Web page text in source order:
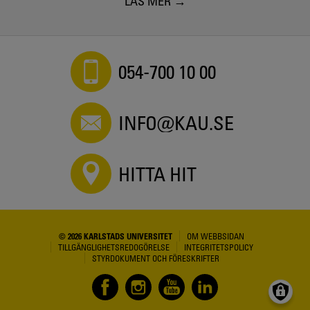
054-700 10 00
INFO@KAU.SE
HITTA HIT
© 2026 KARLSTADS UNIVERSITET
OM WEBBSIDAN
TILLGÄNGLIGHETSREDOGÖRELSE
INTEGRITETSPOLICY
STYRDOKUMENT OCH FÖRESKRIFTER